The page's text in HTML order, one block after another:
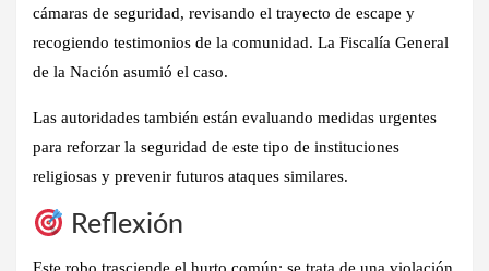
cámaras de seguridad, revisando el trayecto de escape y
recogiendo testimonios de la comunidad. La Fiscalía General
de la Nación asumió el caso.
Las autoridades también están evaluando medidas urgentes
para reforzar la seguridad de este tipo de instituciones
religiosas y prevenir futuros ataques similares.
Reflexión